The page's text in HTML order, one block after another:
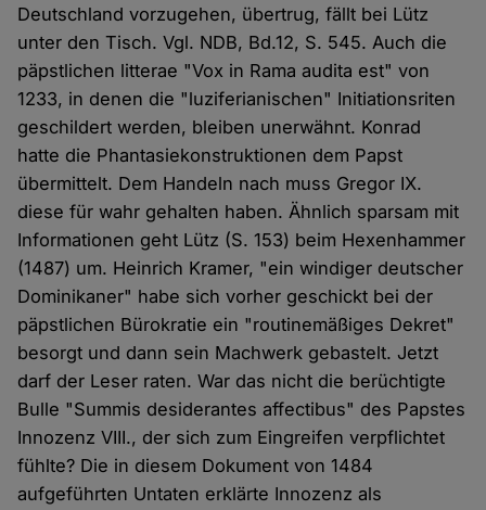
Deutschland vorzugehen, übertrug, fällt bei Lütz
unter den Tisch. Vgl. NDB, Bd.12, S. 545. Auch die
päpstlichen litterae "Vox in Rama audita est" von
1233, in denen die "luziferianischen" Initiationsriten
geschildert werden, bleiben unerwähnt. Konrad
hatte die Phantasiekonstruktionen dem Papst
übermittelt. Dem Handeln nach muss Gregor IX.
diese für wahr gehalten haben. Ähnlich sparsam mit
Informationen geht Lütz (S. 153) beim Hexenhammer
(1487) um. Heinrich Kramer, "ein windiger deutscher
Dominikaner" habe sich vorher geschickt bei der
päpstlichen Bürokratie ein "routinemäßiges Dekret"
besorgt und dann sein Machwerk gebastelt. Jetzt
darf der Leser raten. War das nicht die berüchtigte
Bulle "Summis desiderantes affectibus" des Papstes
Innozenz VIII., der sich zum Eingreifen verpflichtet
fühlte? Die in diesem Dokument von 1484
aufgeführten Untaten erklärte Innozenz als